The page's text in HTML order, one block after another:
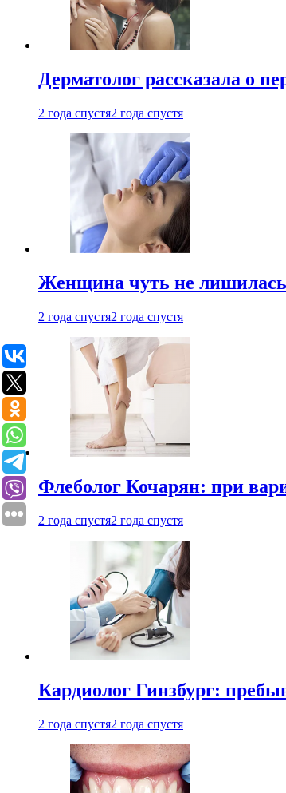
Дерматолог рассказала о
2 года спустя2 года спустя
Женщина чуть не лишилась
2 года спустя2 года спустя
Флеболог Кочарян: при
2 года спустя2 года спустя
Кардиолог Гинзбург:
2 года спустя2 года спустя